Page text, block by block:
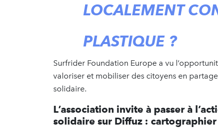
LOCALEMENT
PLASTIQUE ?
Surfrider Foundation Europe a vu
valoriser et mobiliser des citoyens en
solidaire.
L’association invite à passer à
solidaire sur Diffuz :